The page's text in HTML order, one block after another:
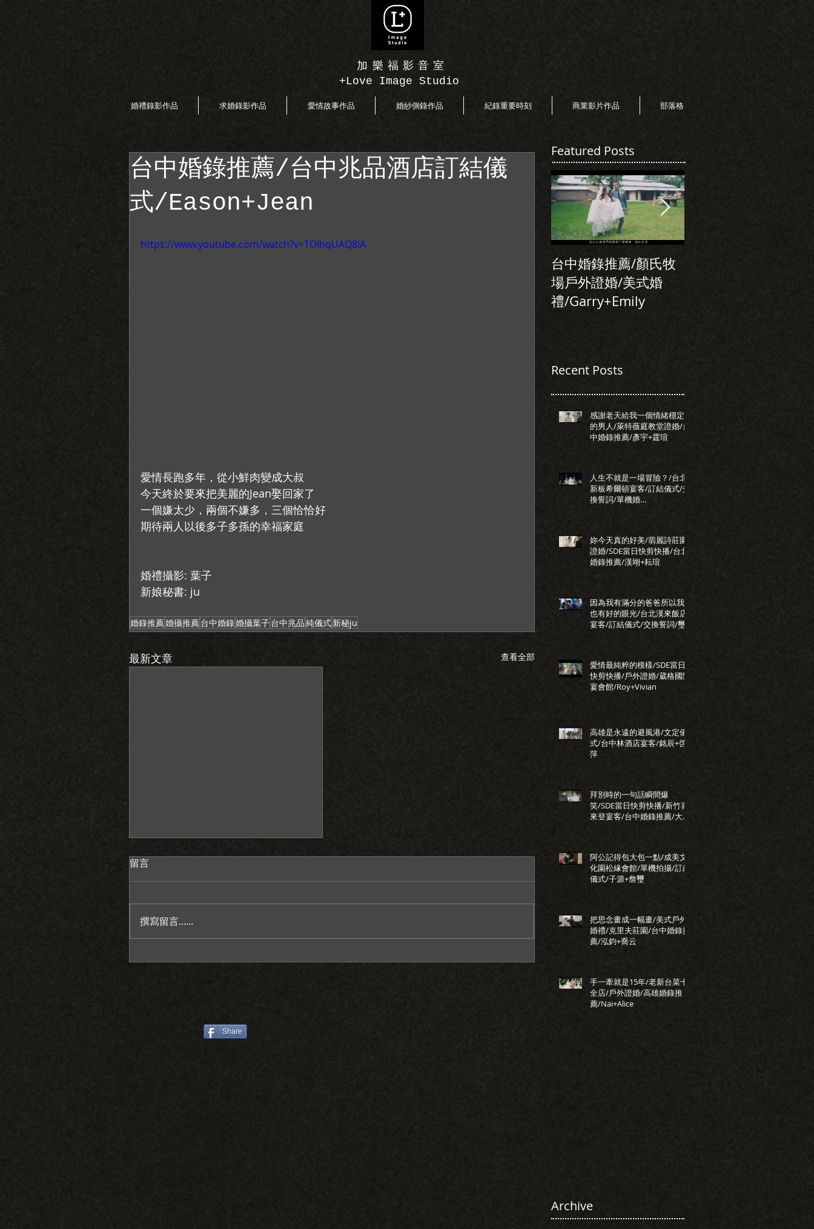
加樂福影音室
+Love Image Studio
婚禮錄影作品 求婚錄影作品 愛情故事作品 婚紗側錄作品 紀錄重要時刻 商業影片作品 部落格
台中婚錄推薦/台中兆品酒店訂結儀
式/Eason+Jean
https://www.youtube.com/watch?v=TOIhqUAQ8lA
愛情長跑多年，從小鮮肉變成大叔
今天終於要來把美麗的Jean娶回家了
一個嫌太少，兩個不嫌多，三個恰恰好
期待兩人以後多子多孫的幸福家庭
婚禮攝影: 葉子
新娘秘書: ju
婚錄推薦婚攝推薦台中婚錄婚攝葉子台中兆品純儀式新秘ju
最新文章 查看全部
留言
撰寫留言......
Featured Posts
台中婚錄推薦/顏氏牧
場戶外證婚/美式婚
禮/Garry+Emily
Recent Posts
感謝老天給我一個情緒穩定
的男人/萊特薇庭教堂證婚/台
中婚錄推薦/彥宇+霆瑄
人生不就是一場冒險？/台北
新板希爾頓宴客/訂結儀式/交
換誓詞/單機婚
妳今天真的好美/翡麗詩莊園
證婚/SDE當日快剪快播/台北
婚錄推薦/漢翊+耘瑄
因為我有滿分的爸爸所以我
也有好的眼光/台北漢來飯店
宴客/訂結儀式/交換誓詞/璽
愛情最純粹的模樣/SDE當日
快剪快播/戶外證婚/葳格國際
宴會館/Roy+Vivian
高雄是永遠的避風港/文定儀
式/台中林酒店宴客/銘辰+啓
萍
拜別時的一句話瞬間爆
笑/SDE當日快剪快播/新竹喜
來登宴客/台中婚錄推薦/大藝
阿公記得包大包一點/成美文
化園松緣會館/單機拍攝/訂結
儀式/子源+詹璽
把思念畫成一幅畫/美式戶外
婚禮/克里夫莊園/台中婚錄推
薦/泓鈞+喬云
手一牽就是15年/老新台菜十
全店/戶外證婚/高雄婚錄推
薦/Nai+Alice
Share
Archive